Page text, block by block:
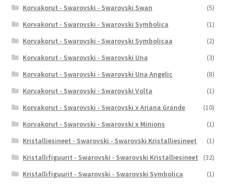
Korvakorut - Swarovski - Swarovski Swan
(5)
Korvakorut - Swarovski - Swarovski Symbolica
(1)
Korvakorut - Swarovski - Swarovski Symbolicaa
(2)
Korvakorut - Swarovski - Swarovski Una
(3)
Korvakorut - Swarovski - Swarovski Una Angelic
(8)
Korvakorut - Swarovski - Swarovski Volta
(1)
Korvakorut - Swarovski - Swarovski x Ariana Grande
(10)
Korvakorut - Swarovski - Swarovski x Minions
(1)
Kristalliesineet - Swarovski - Swarovski Kristalliesineet
(1)
Kristallifiguurit - Swarovski - Swarovski Kristalliesineet
(32)
Kristallifiguurit - Swarovski - Swarovski Symbolica
(1)